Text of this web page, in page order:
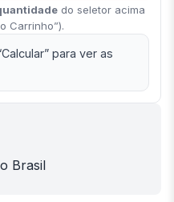
do seletor acima
Carrinho”).
para ver as
Brasil